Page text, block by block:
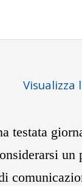
Visualizza
testata